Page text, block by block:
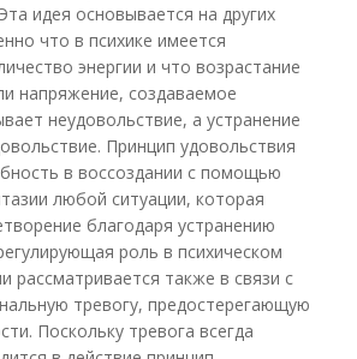
идея основывается на других
что в психике имеется
энергии и что возрастание
напряжение, создаваемое
неудовольствие, а устранение
Принцип удовольствия
в воссоздании с помощью
любой ситуации, которая
благодаря устранению
роль в психическом
рассматривается также в связи с
тревогу, предостерегающую
Поскольку тревога всегда